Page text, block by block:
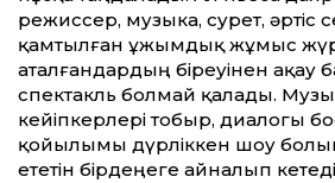
режиссер, музыка, сурет, әртіс
қамтылған ұжымдық жұмыс
аталғандардың біреуінен ақау
спектакль болмай қалады.
кейіпкерлері тобыр, диалогы
қойылымы дүрліккен шоу
ететін бірдеңеге айналып